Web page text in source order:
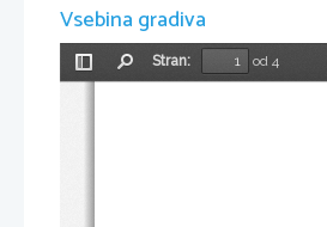
Vsebina gradiva
Preklopi
Stran:
od 4